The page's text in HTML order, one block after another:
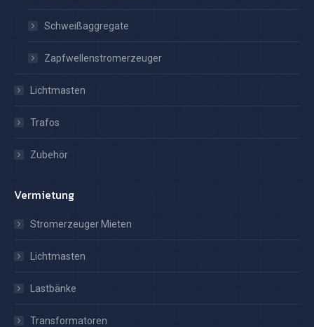
Schweißaggregate
Zapfwellenstromerzeuger
Lichtmasten
Trafos
Zubehör
Vermietung
Stromerzeuger Mieten
Lichtmasten
Lastbänke
Transformatoren